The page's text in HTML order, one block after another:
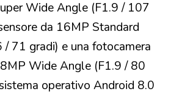
Wide Angle (F1.9 / 107
da 16MP Standard
71 gradi) e una fotocamera
Wide Angle (F1.9 / 80
operativo Android 8.0